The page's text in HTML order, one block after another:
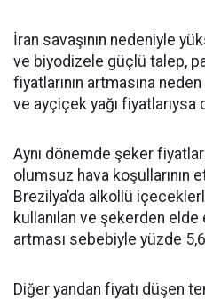
İran savaşının nedeniyle
ve biyodizele güçlü talep,
fiyatlarının artmasına
ve ayçiçek yağı fiyatlarıysa
Aynı dönemde şeker
olumsuz hava koşullarının
Brezilya’da alkollü
kullanılan ve şekerden
artması sebebiyle yüzde
Diğer yandan fiyatı düşen